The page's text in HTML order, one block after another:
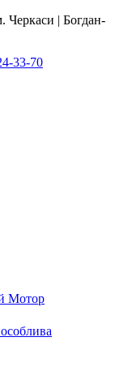
33-70
Мотор